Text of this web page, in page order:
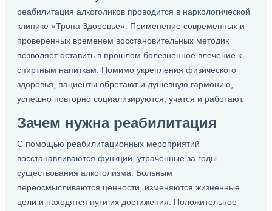
реабилитация алкоголиков проводится в наркологической
клинике «Тропа Здоровье». Применение современных и
проверенных временем восстановительных методик
позволяет оставить в прошлом болезненное влечение к
спиртным напиткам. Помимо укрепления физического
здоровья, пациенты обретают и душевную гармонию,
успешно повторно социализируются, учатся и работают.
Зачем нужна реабилитация
С помощью реабилитационных мероприятий
восстанавливаются функции, утраченные за годы
существования алкоголизма. Больным
переосмысливаются ценности, изменяются жизненные
цели и находятся пути их достижения. Положительное